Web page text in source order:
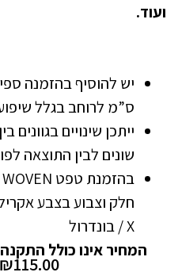
ועוד.
ס”מ לרוחב בגלל
ייתכן שינויים
שונים לבין התוצאה
חלק וצבוע בצבע
X / בונדרול
המחיר אינו כולל
₪115.00